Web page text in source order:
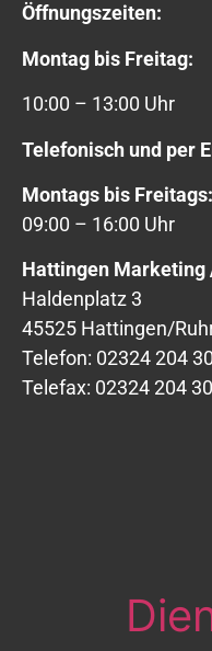
Öffnungszeiten:
Montag bis Freitag:
10:00 – 13:00 Uhr
Telefonisch und per
Montags bis Freitags:
09:00 – 16:00 Uhr
Hattingen Marketing
Haldenplatz 3
45525 Hattingen/
Telefon: 02324 204
Telefax: 02324 204